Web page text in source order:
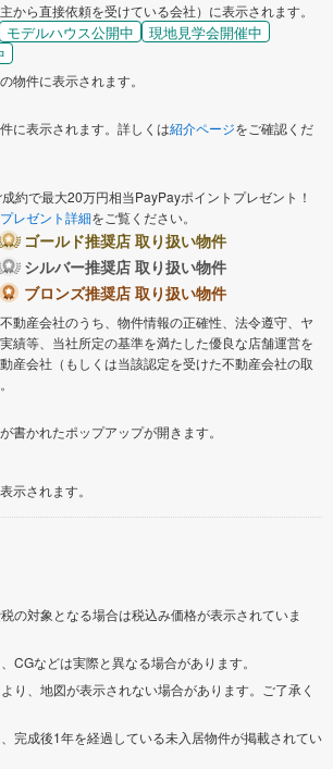
から直接依頼を受けている会社）に表示されます。
モデルハウス公開中
現地見学会開催中
物件に表示されます。
に表示されます。詳しくは紹介ページをご確認くだ
約で最大20万円相当PayPayポイントプレゼント！
プレゼント詳細をご覧ください。
ゴールド推奨店 取り扱い物件
シルバー推奨店 取り扱い物件
ブロンズ推奨店 取り扱い物件
動産会社のうち、物件情報の正確性、法令遵守、ヤ
績等、当社所定の基準を満たした優良な店舗運営を
産会社（もしくは当該認定を受けた不動産会社の取
書かれたポップアップが開きます。
示されます。
の対象となる場合は税込み価格が表示されていま
CGなどは実際と異なる場合があります。
り、地図が表示されない場合があります。ご了承く
、完成後1年を経過している未入居物件が掲載されてい